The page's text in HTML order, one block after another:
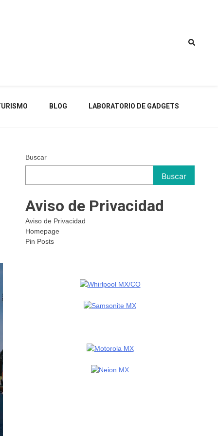
BLOG LABORATORIO DE GADGETS
Buscar
Buscar
Aviso de Privacidad
Aviso de Privacidad
Homepage
Pin Posts